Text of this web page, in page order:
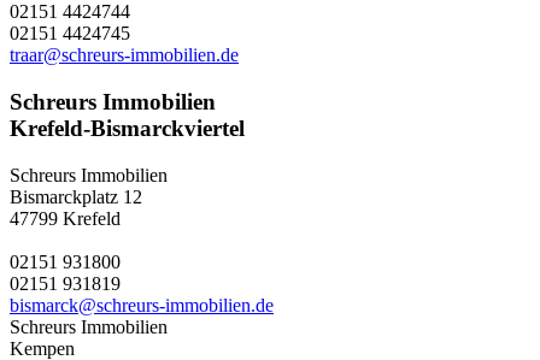
02151 4424744
02151 4424745
traar@schreurs-immobilien.de
Schreurs Immobilien
Krefeld-Bismarckviertel
Schreurs Immobilien
Bismarckplatz 12
47799 Krefeld
02151 931800
02151 931819
bismarck@schreurs-immobilien.de
Schreurs Immobilien
Kempen